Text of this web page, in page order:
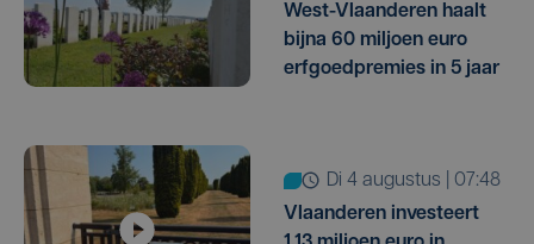
West-Vlaanderen haalt
bijna 60 miljoen euro
erfgoedpremies in 5 jaar
di 4 augustus | 07:48
Vlaanderen investeert